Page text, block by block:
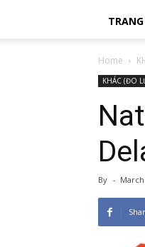
Home
KHÁC (ĐO
By -